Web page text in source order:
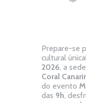
Prepare-se
cultural
2026, a
Coral
do evento
das 9h,